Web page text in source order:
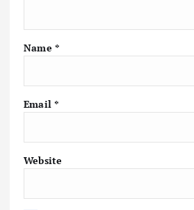
Name *
Email *
Website